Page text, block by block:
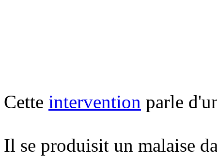
Cette intervention parle
Il se produisit un malaise